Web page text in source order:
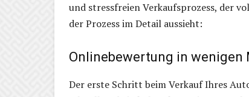
und stressfreien Verkaufsprozess, der
der Prozess im Detail aussieht:
Onlinebewertung in wenigen
Der erste Schritt beim Verkauf Ihres